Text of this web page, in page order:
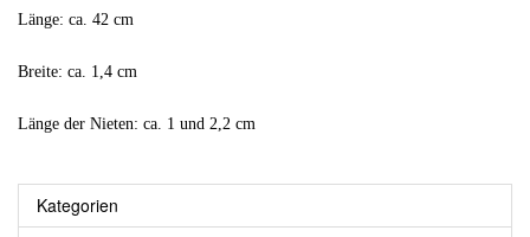
Länge: ca. 42 cm
Breite: ca. 1,4 cm
Länge der Nieten: ca. 1 und 2,2 cm
Kategorien